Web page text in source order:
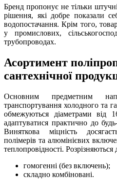
Бренд пропонує не тільки
рішення, які добре показали
водопостачання. Крім того,
у промислових,
трубопроводах.
Асортимент
сантехнічної
Основним предметним
транспортування холодного та
обмежуються діаметрами
адаптуватися практично до
Виняткова міцність
полімерів та алюмінієвих
теплопровідності.
гомогенні (без включень);
складно комбіновані.